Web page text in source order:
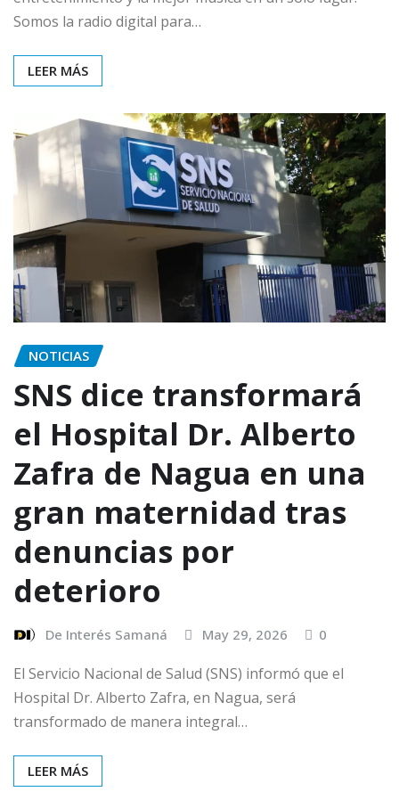
Somos la radio digital para…
LEER MÁS
NOTICIAS
SNS dice transformará
el Hospital Dr. Alberto
Zafra de Nagua en una
gran maternidad tras
denuncias por
deterioro
De Interés Samaná May 29, 2026 0
El Servicio Nacional de Salud (SNS) informó que el
Hospital Dr. Alberto Zafra, en Nagua, será
transformado de manera integral…
LEER MÁS